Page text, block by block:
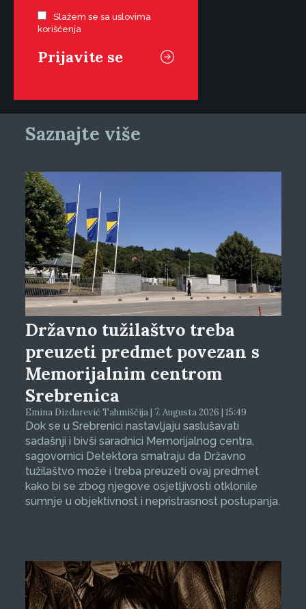
Slažem se sa uslovima
korišćenja
Saznajte više
Državno tužilaštvo treba
preuzeti predmet povezan s
Memorijalnim centrom
Srebrenica
Emina Dizdarević Tahmiščija | 7. Augusta 2026 | 15:49
Dok se u Srebrenici nastavljaju saslušavati
sadašnji i bivši saradnici Memorijalnog centra,
sagovornici Detektora smatraju da Državno
tužilaštvo može i treba preuzeti ovaj predmet
kako bi se zbog njegove osjetljivosti otklonile
sumnje u objektivnost i nepristrasnost postupanja.